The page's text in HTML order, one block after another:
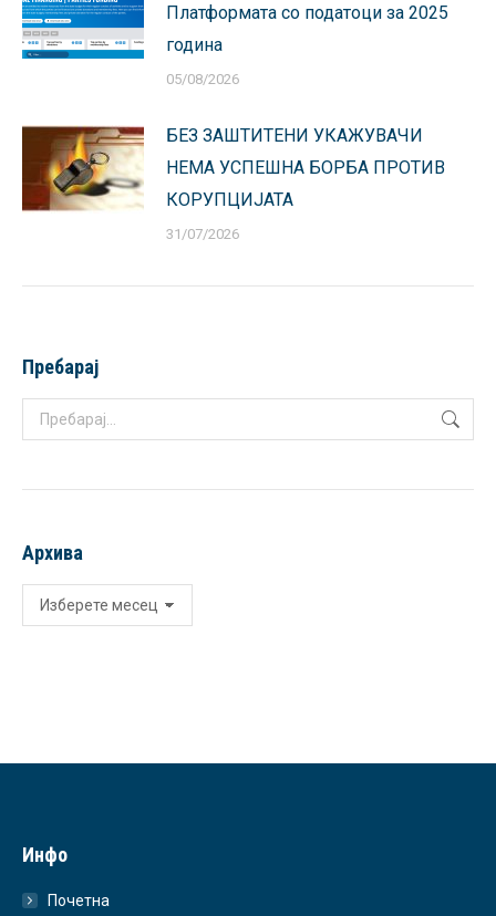
Платформата со податоци за 2025
година
05/08/2026
БЕЗ ЗАШТИТЕНИ УКАЖУВАЧИ
НЕМА УСПЕШНА БОРБА ПРОТИВ
КОРУПЦИЈАТА
31/07/2026
Пребарај
Search:
Архива
Архива
Инфо
Почетна